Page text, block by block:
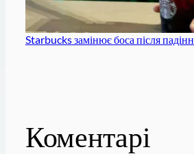
Starbucks замінює боса після
Коментарі